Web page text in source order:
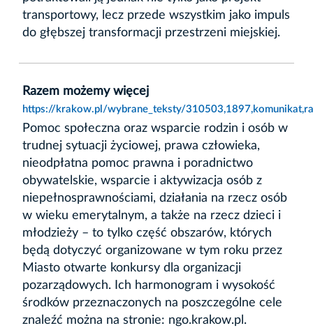
transportowy, lecz przede wszystkim jako impuls
do głębszej transformacji przestrzeni miejskiej.
Razem możemy więcej
https://krakow.pl/wybrane_teksty/
Pomoc społeczna oraz wsparcie rodzin i osób w
trudnej sytuacji życiowej, prawa człowieka,
nieodpłatna pomoc prawna i poradnictwo
obywatelskie, wsparcie i aktywizacja osób z
niepełnosprawnościami, działania na rzecz osób
w wieku emerytalnym, a także na rzecz dzieci i
młodzieży – to tylko część obszarów, których
będą dotyczyć organizowane w tym roku przez
Miasto otwarte konkursy dla organizacji
pozarządowych. Ich harmonogram i wysokość
środków przeznaczonych na poszczególne cele
znaleźć można na stronie: ngo.krakow.pl.